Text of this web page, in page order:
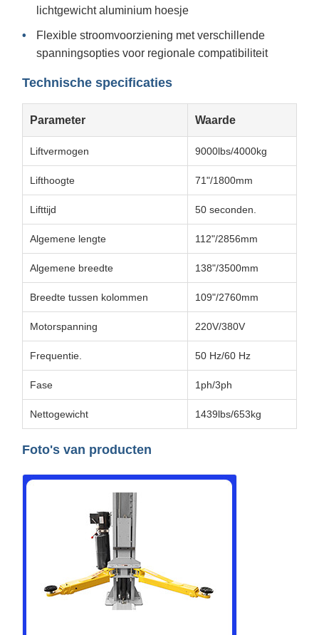
lichtgewicht aluminium hoesje
Flexible stroomvoorziening met verschillende
spanningsopties voor regionale compatibiliteit
Technische specificaties
Parameter Waarde
Liftvermogen 9000lbs/4000kg
Lifthoogte 71"/1800mm
Lifttijd 50 seconden.
Algemene lengte 112"/2856mm
Algemene breedte 138"/3500mm
Breedte tussen kolommen 109"/2760mm
Motorspanning 220V/380V
Frequentie. 50 Hz/60 Hz
Fase 1ph/3ph
Nettogewicht 1439lbs/653kg
Foto's van producten